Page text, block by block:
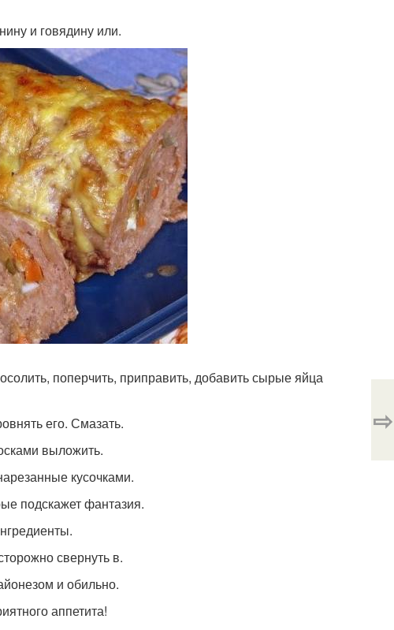
и говядину или.
поперчить, приправить, добавить сырые яйца
его. Смазать.
выложить.
кусочками.
подскажет фантазия.
свернуть в.
и обильно.
аппетита!
⇨